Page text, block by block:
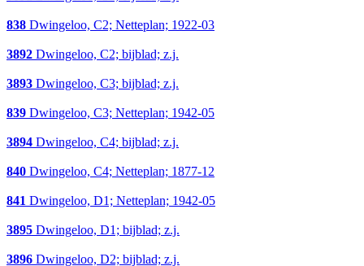
838 Dwingeloo, C2; Netteplan; 1922-03
3892 Dwingeloo, C2; bijblad; z.j.
3893 Dwingeloo, C3; bijblad; z.j.
839 Dwingeloo, C3; Netteplan; 1942-05
3894 Dwingeloo, C4; bijblad; z.j.
840 Dwingeloo, C4; Netteplan; 1877-12
841 Dwingeloo, D1; Netteplan; 1942-05
3895 Dwingeloo, D1; bijblad; z.j.
3896 Dwingeloo, D2; bijblad; z.j.